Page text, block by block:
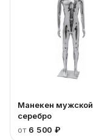
Манекен мужской
серебро
от 6 500 ₽